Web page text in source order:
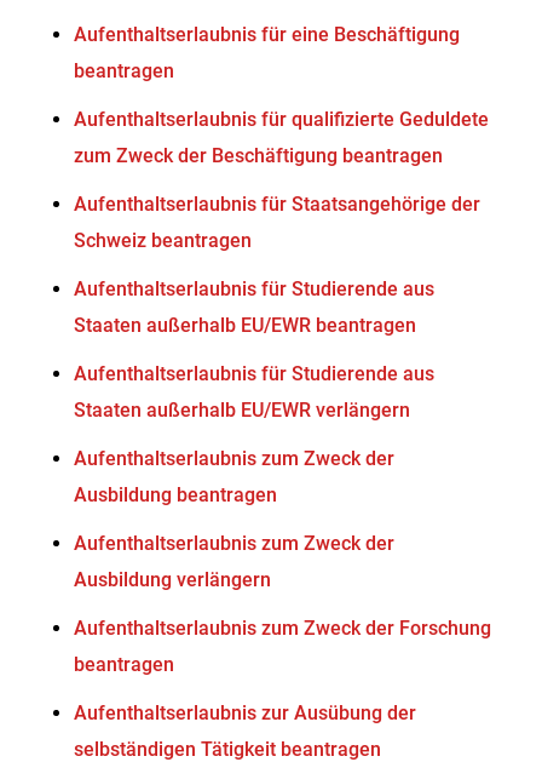
Aufenthaltserlaubnis für eine Beschäftigung
beantragen
Aufenthaltserlaubnis für qualifizierte Geduldete
zum Zweck der Beschäftigung beantragen
Aufenthaltserlaubnis für Staatsangehörige der
Schweiz beantragen
Aufenthaltserlaubnis für Studierende aus
Staaten außerhalb EU/EWR beantragen
Aufenthaltserlaubnis für Studierende aus
Staaten außerhalb EU/EWR verlängern
Aufenthaltserlaubnis zum Zweck der
Ausbildung beantragen
Aufenthaltserlaubnis zum Zweck der
Ausbildung verlängern
Aufenthaltserlaubnis zum Zweck der Forschung
beantragen
Aufenthaltserlaubnis zur Ausübung der
selbständigen Tätigkeit beantragen